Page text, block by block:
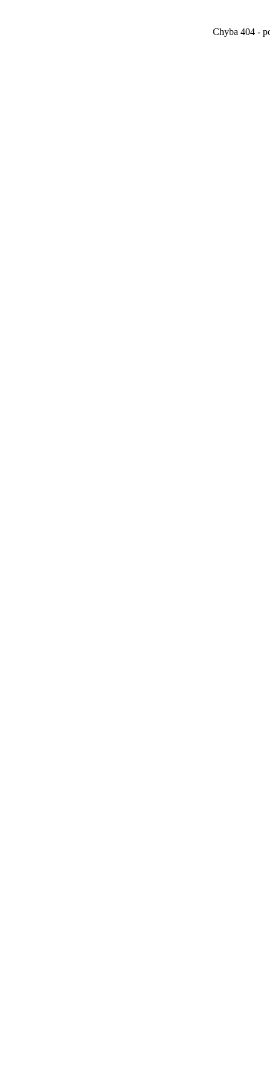
Chyba 404 -